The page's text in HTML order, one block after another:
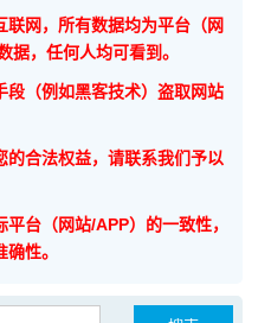
联网，所有数据均为平台（网
据，任何人均可看到。
段（例如黑客技术）盗取网站
的合法权益，请联系我们予以
台（网站/APP）的一致性，
性。